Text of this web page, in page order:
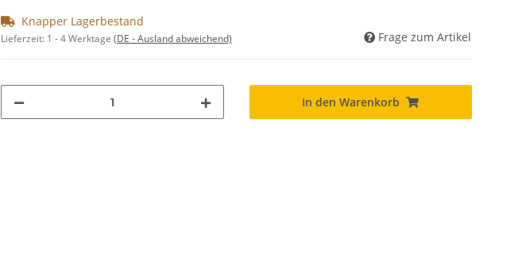
Knapper Lagerbestand
Lieferzeit: 1 - 4 Werktage (DE - Ausland abweichend) Frage zum Artikel
In den Warenkorb